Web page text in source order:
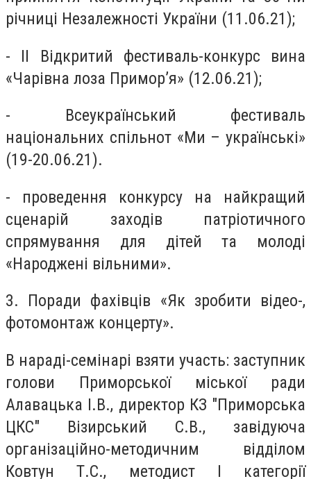
річниці Незалежності України (11.06.21);
- II Відкритий фестиваль-конкурс вина
«Чарівна лоза Примор’я» (12.06.21);
- Всеукраїнський фестиваль
національних спільнот «Ми – українські»
(19-20.06.21).
- проведення конкурсу на найкращий
сценарій заходів патріотичного
спрямування для дітей та молоді
«Народжені вільними».
3. Поради фахівців «Як зробити відео-,
фотомонтаж концерту».
В нараді-семінарі взяти участь: заступник
голови Приморської міської ради
Алавацька І.В., директор КЗ "Приморська
ЦКС" Візирський С.В., завідуюча
організаційно-методичним відділом
Ковтун Т.С., методист І категорії